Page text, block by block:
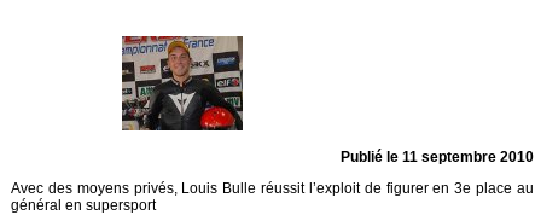
Publié le 11 septembre 2010
Avec des moyens privés, Louis Bulle réussit l’exploit de figurer en 3e place au
général en supersport